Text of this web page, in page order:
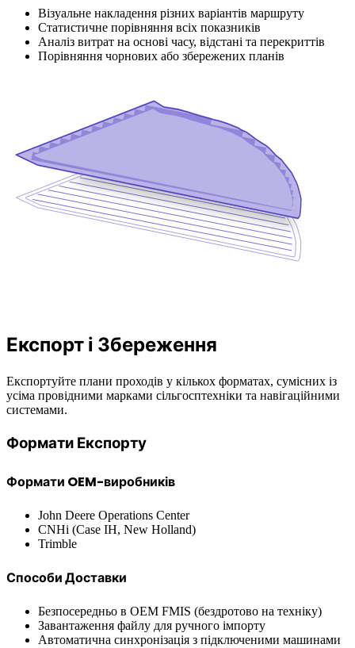
Візуальне накладення різних варіантів маршруту
Статистичне порівняння всіх показників
Аналіз витрат на основі часу, відстані та перекриттів
Порівняння чорнових або збережених планів
Експорт і Збереження
Експортуйте плани проходів у кількох форматах, сумісних із
усіма провідними марками сільгосптехніки та навігаційними
системами.
Формати Експорту
Формати OEM-виробників
John Deere Operations Center
CNHi (Case IH, New Holland)
Trimble
Способи Доставки
Безпосередньо в OEM FMIS (бездротово на техніку)
Завантаження файлу для ручного імпорту
Автоматична синхронізація з підключеними машинами